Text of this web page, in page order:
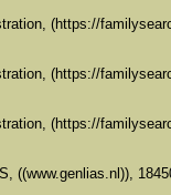
(https://
(https://
(https://
((www.genlias.nl)),